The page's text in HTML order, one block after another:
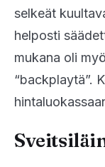
selkeät
helposti
mukana oli
“backplaytä”.